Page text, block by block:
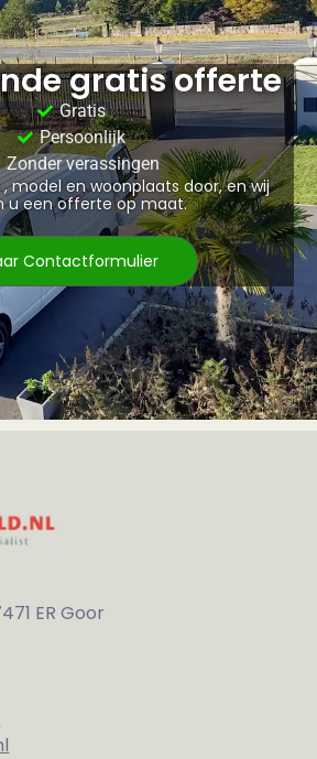
gratis offerte
Gratis
Persoonlijk
Zonder verassingen
model en woonplaats door, en wij
u een offerte op maat.
Contactformulier
ER Goor